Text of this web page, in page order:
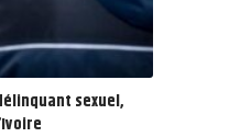
sexuel,